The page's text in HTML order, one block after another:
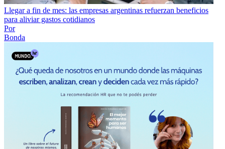
Llegar a fin de mes: las empresas argentinas refuerzan beneficios
para aliviar gastos cotidianos
Por
Bonda